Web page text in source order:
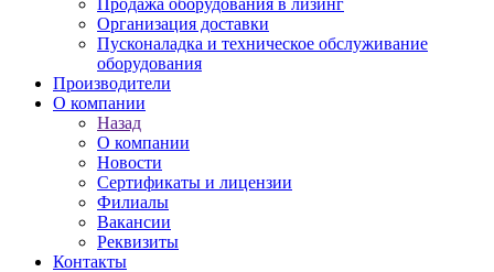
Продажа оборудования в лизинг
Организация доставки
Пусконаладка и техническое обслуживание
оборудования
Производители
О компании
Назад
О компании
Новости
Сертификаты и лицензии
Филиалы
Вакансии
Реквизиты
Контакты